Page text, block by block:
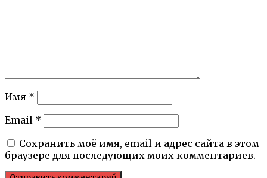
Имя *
Email *
Сохранить моё имя, email и адрес сайта в этом
браузере для последующих моих комментариев.